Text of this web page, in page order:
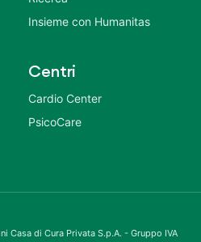
Insieme con Humanitas
Centri
Cardio Center
PsicoCare
di Cura Privata S.p.A. - Gruppo IVA